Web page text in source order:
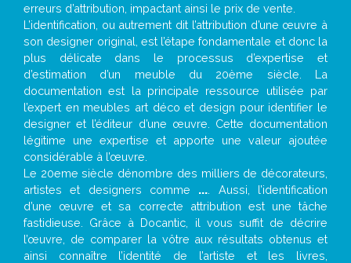
erreurs d’attribution, impactant ainsi le prix de vente.
L’identification, ou autrement dit l’attribution d’une œuvre à
son designer original, est l’étape fondamentale et donc la
plus délicate dans le processus d’expertise et
d’estimation d’un meuble du 20ème siècle. La
documentation est la principale ressource utilisée par
l’expert en meubles art déco et design pour identifier le
designer et l’éditeur d’une œuvre. Cette documentation
légitime une expertise et apporte une valeur ajoutée
considérable à l’œuvre.
Le 20eme siècle dénombre des milliers de décorateurs,
artistes et designers comme ... . Aussi, l’identification
d’une œuvre et sa correcte attribution est une tâche
fastidieuse. Grâce à Docantic, il vous suffit de décrire
l’œuvre, de comparer la vôtre aux résultats obtenus et
ainsi connaître l’identité de l’artiste et les livres,